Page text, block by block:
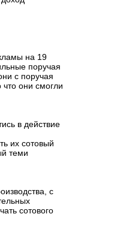
на 19
поручая
с поручая
они смогли
в действие
их сотовый
теми
с
сотового